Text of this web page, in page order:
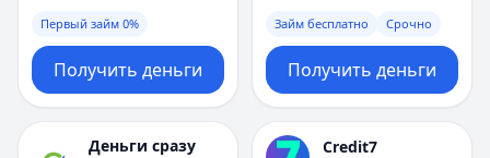
Первый займ 0%
Получить деньги
Займ бесплатно Срочно
Получить деньги
Деньги сразу Credit7